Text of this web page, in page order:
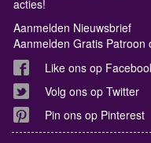
acties!
Aanmelden Nieuwsbrief
Aanmelden Gratis Patroon
Like ons op
Volg ons op Twitter
Pin ons op Pinterest